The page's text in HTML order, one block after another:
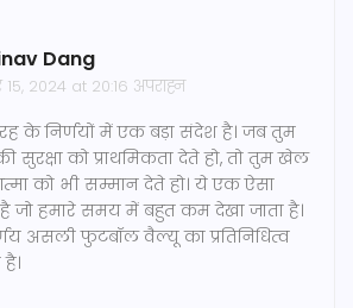
Dang
15, 2024 at 20:16 अपराह्न
के निर्णयों में एक बड़ा संदेश है। जब तुम
सुरक्षा को प्राथमिकता देते हो, तो तुम खेल
को भी सम्मान देते हो। ये एक ऐसा
जो हमारे समय में बहुत कम देखा जाता है।
असली फुटबॉल वैल्यू का प्रतिनिधित्व